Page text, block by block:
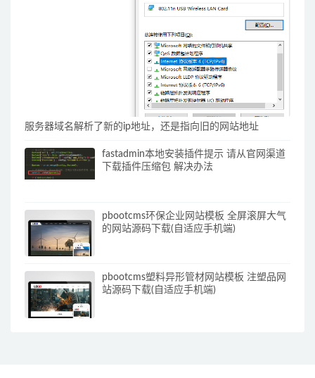
服务器域名解析了新的ip地址，还是指向旧的网站地址
fastadmin本地安装插件提示 请从官网渠道
下载插件压缩包 解决办法
pbootcms环保企业网站模板 全屏滚屏大气
的网站源码下载(自适应手机端)
pbootcms塑料异形管材网站模板 注塑品网
站源码下载(自适应手机端)